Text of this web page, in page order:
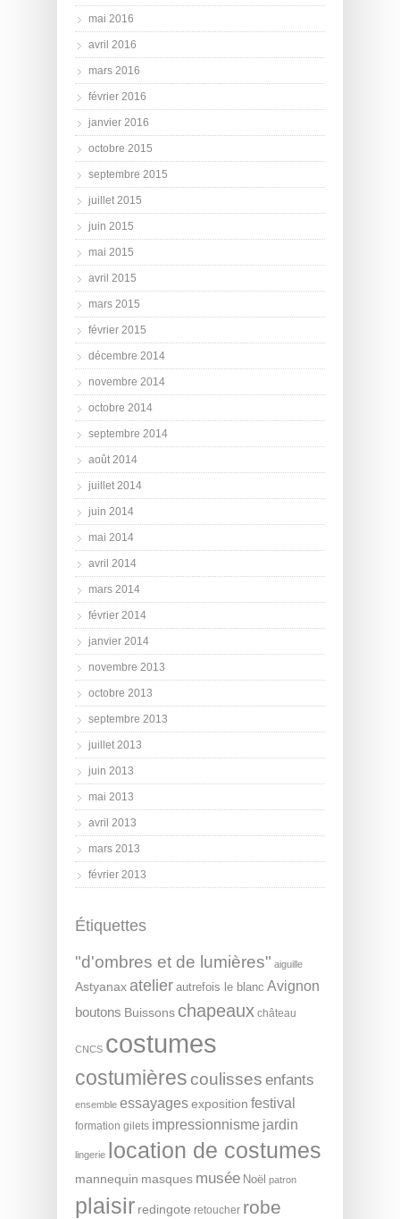
mai 2016
avril 2016
mars 2016
février 2016
janvier 2016
octobre 2015
septembre 2015
juillet 2015
juin 2015
mai 2015
avril 2015
mars 2015
février 2015
décembre 2014
novembre 2014
octobre 2014
septembre 2014
août 2014
juillet 2014
juin 2014
mai 2014
avril 2014
mars 2014
février 2014
janvier 2014
novembre 2013
octobre 2013
septembre 2013
juillet 2013
juin 2013
mai 2013
avril 2013
mars 2013
février 2013
Étiquettes
"d'ombres et de lumières" aiguille
Astyanax atelier autrefois le blanc Avignon
boutons Buissons chapeaux château
CNCS costumes
costumières coulisses enfants
ensemble essayagesexposition festival
formation gilets impressionnisme jardin
lingerie location de costumes
mannequin masques musée Noël patron
plaisir redingote retoucher robe